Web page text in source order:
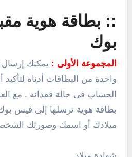
:: بطاقة هوية
بوك
المجموعة الأولى : يمكنك
واحدة من البطاقات أدناه
الحساب فى حالة فقدانه . مع
بطاقة هوية ترسلها إلى فيس
ميلادك أو اسمك وصورتك